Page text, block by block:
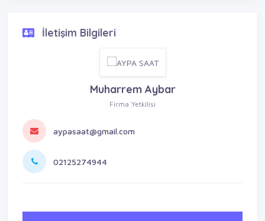
İletişim Bilgileri
Muharrem Aybar
Firma Yetkilisi
aypasaat@gmail.com
02125274944